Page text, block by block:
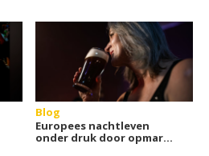
Blog
Europees nachtleven
onder druk door opmars